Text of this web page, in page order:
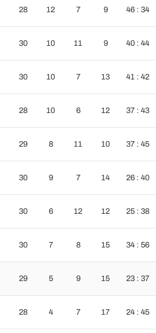
28 12 7 9 46 : 34
30 10 11 9 40 : 44
30 10 7 13 41 : 42
28 10 6 12 37 : 43
29 8 11 10 37 : 45
30 9 7 14 26 : 40
30 6 12 12 25 : 38
30 7 8 15 34 : 56
29 5 9 15 23 : 37
28 4 7 17 24 : 45